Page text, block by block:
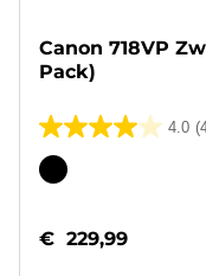
Canon 718VP
Pack)
4.0
4.0
van
sterren.
Kleurencartridge
€ 229,99